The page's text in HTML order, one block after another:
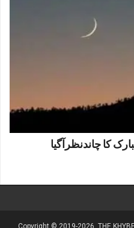
کا چاندنظرآگیا